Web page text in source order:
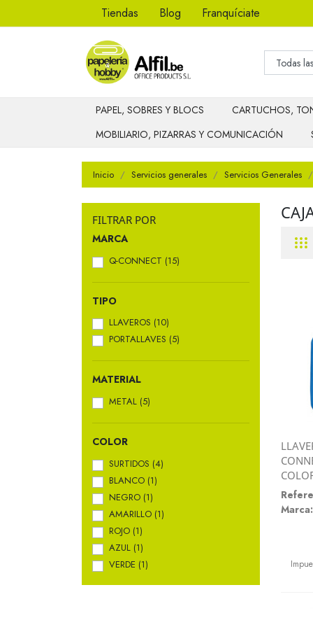
Tiendas Blog Franquíciate
PAPEL, SOBRES Y BLOCS CARTUCHOS,
MOBILIARIO, PIZARRAS Y COMUNICACIÓN
Inicio Servicios generales Servicios Generales
FILTRAR POR
MARCA
Q-CONNECT (15)
TIPO
LLAVEROS (10)
PORTALLAVES (5)
MATERIAL
METAL (5)
COLOR
SURTIDOS (4)
BLANCO (1)
NEGRO (1)
AMARILLO (1)
ROJO (1)
AZUL (1)
VERDE (1)
Marca: